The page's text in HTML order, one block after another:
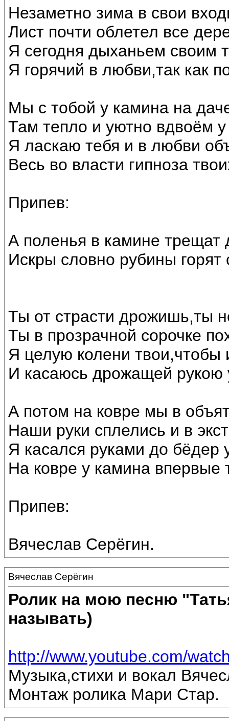
Незаметно зима в свои
Лист почти облетел все
Я сегодня дыханьем своим
Я горячий в любви,так как
Мы с тобой у камина на
Там тепло и уютно вдвоём у
Я ласкаю тебя и в любви
Весь во власти гипноза
Припев:
А поленья в камине трещат
Искры словно рубины
Ты от страсти дрожишь,ты
Ты в прозрачной сорочке
Я целую колени твои,чтобы
И касаюсь дрожащей рукою
А потом на ковре мы в
Наши руки сплелись и в
Я касался руками до бёдер
На ковре у камина впервые
Припев:
Вячеслав Серёгин.
Вячеслав Серёгин
Ролик на мою песню
называть)
http://www.youtube.com/
Музыка,стихи и вокал
Монтаж ролика Мари Стар.